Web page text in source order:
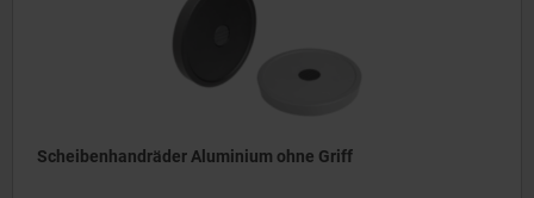
Scheibenhandräder Aluminium ohne Griff